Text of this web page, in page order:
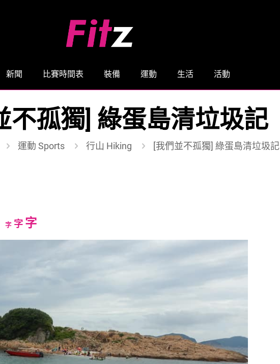
新聞 比賽時間表 裝備 運動 生活 活動
不孤獨] 綠蛋島清垃圾記
運動 Sports 行山 Hiking [我們並不孤獨] 綠蛋島清垃圾記
字Decrease
字Reset
字Increase
font